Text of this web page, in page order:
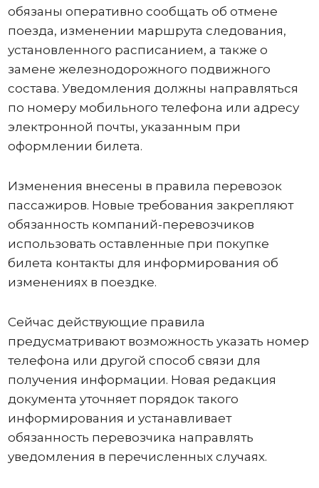
обязаны оперативно сообщать об отмене
поезда, изменении маршрута следования,
установленного расписанием, а также о
замене железнодорожного подвижного
состава. Уведомления должны направляться
по номеру мобильного телефона или адресу
электронной почты, указанным при
оформлении билета.
Изменения внесены в правила перевозок
пассажиров. Новые требования закрепляют
обязанность компаний-перевозчиков
использовать оставленные при покупке
билета контакты для информирования об
изменениях в поездке.
Сейчас действующие правила
предусматривают возможность указать номер
телефона или другой способ связи для
получения информации. Новая редакция
документа уточняет порядок такого
информирования и устанавливает
обязанность перевозчика направлять
уведомления в перечисленных случаях.